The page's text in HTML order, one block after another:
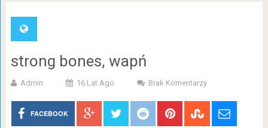
strong bones, wapń
Admin 16 Lat Ago Brak Komentarzy
FACEBOOK